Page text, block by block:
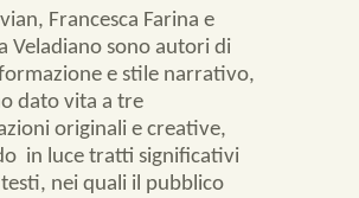
Francesca Farina e
Veladiano sono autori di
e stile narrativo,
dato vita a tre
originali e creative,
in luce tratti significativi
nei quali il pubblico